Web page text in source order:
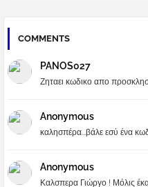
COMMENTS
PANOS027
Ζηταει κωδικο απο
Anonymous
καλησπέρα...βάλε εσύ ένα
Anonymous
Καλσπερα Γιώργο ! Μόλις